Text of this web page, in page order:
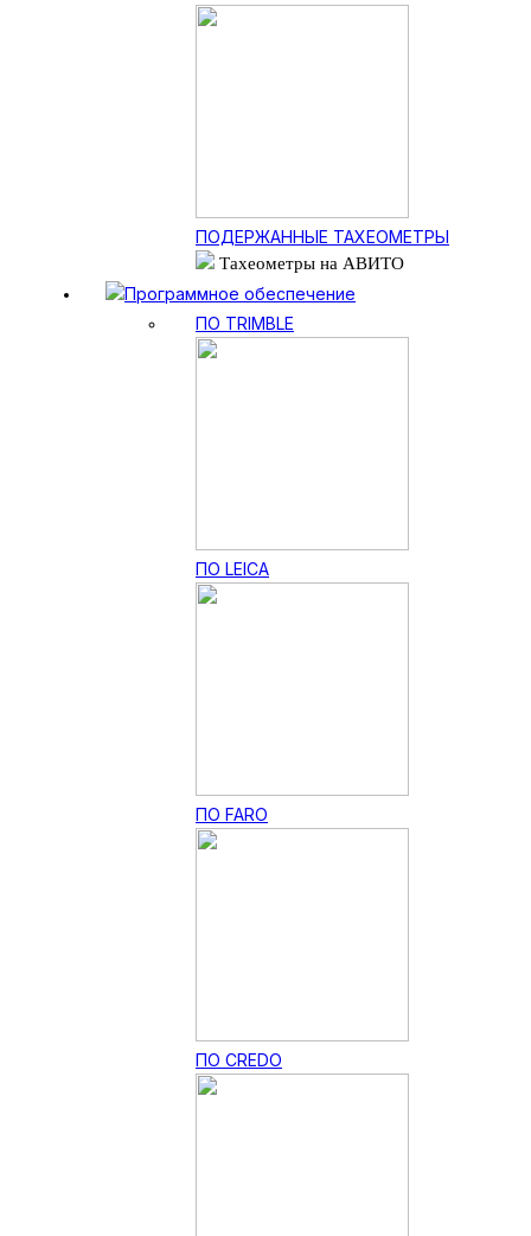
ПОДЕРЖАННЫЕ ТАХЕОМЕТРЫ
Тахеометры на АВИТО
Программное обеспечение
ПО TRIMBLE
ПО LEICA
ПО FARO
ПО CREDO